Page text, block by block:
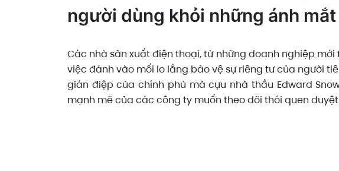
người dùng khỏi những ánh
Các nhà sản xuất điện thoại, từ những doanh nghiệp
việc đánh vào mối lo lắng bảo vệ sự riêng tư của người
gián điệp của chính phủ mà cựu nhà thầu Edward
mạnh mẽ của các công ty muốn theo dõi thói quen